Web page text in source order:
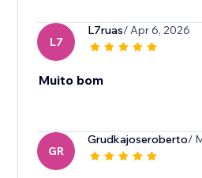
L7
L7ruas/ Apr 6, 2026
Muito bom
GR
Grudkajoseroberto/